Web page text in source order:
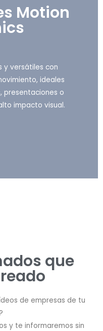
Motion
y versátiles con
ideales
presentaciones o
impacto visual.
que
de empresas de tu
y te informaremos sin